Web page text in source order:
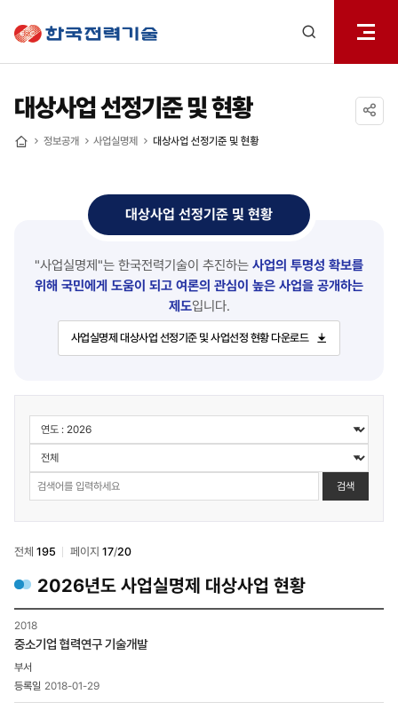
열기
대상사업 선정기준 및 현황
정보공개 사업실명제 대상사업 선정기준 및 현황
대상사업 선정기준 및 현황
"사업실명제"는 한국전력기술이 추진하는 사업의 투명성 확보를
위해 국민에게 도움이 되고 여론의 관심이 높은 사업을 공개하는
제도입니다.
사업실명제 대상사업 선정기준 및 사업선정 현황 다운로드
정보공개
>
사업실명제
>
대상사업
및
검색
검색
전체 195 페이지 17/20
2026년도 사업실명제 대상사업 현황
>
사업실명제
>
대상사업
선정기준
2018
중소기업 협력연구 기술개발
2018-01-29